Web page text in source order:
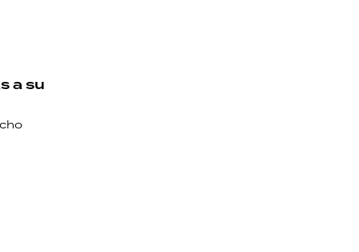
a su